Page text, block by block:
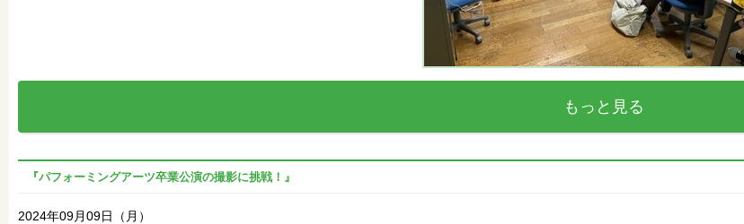
もっと見る
『パフォーミングアーツ卒業公演の撮影に挑戦！』
2024年09月09日（月）